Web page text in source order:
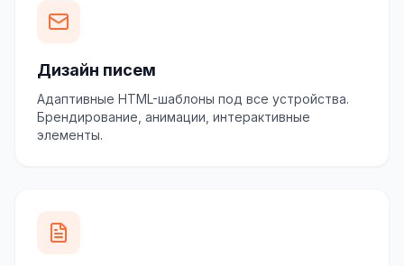
Дизайн писем
Адаптивные HTML-шаблоны под все устройства.
Брендирование, анимации, интерактивные
элементы.